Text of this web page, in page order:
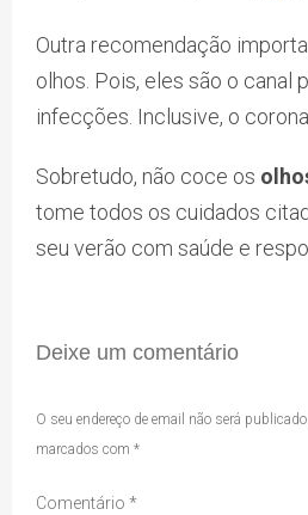
Outra recomendação
olhos. Pois, eles são o canal
infecções. Inclusive, o
Sobretudo, não coce os
tome todos os cuidados
seu verão com saúde e
Deixe um comentário
O seu endereço de email não será publicado.
marcados com *
Comentário *